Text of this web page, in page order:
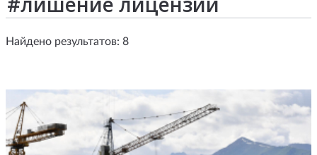
Найдено результатов: 8